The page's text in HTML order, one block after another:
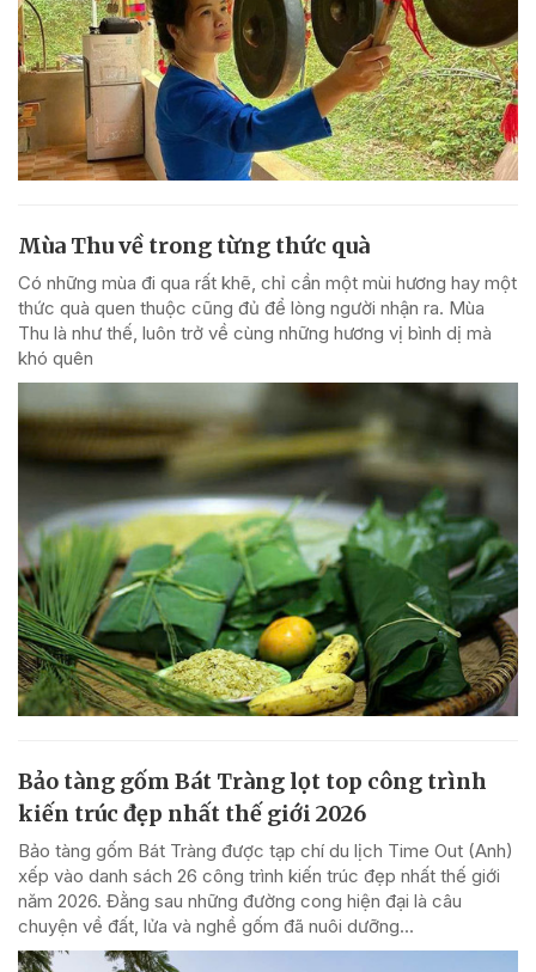
Mùa Thu về trong từng thức quà
Có những mùa đi qua rất khẽ, chỉ cần một mùi hương hay một
thức quà quen thuộc cũng đủ để lòng người nhận ra. Mùa
Thu là như thế, luôn trở về cùng những hương vị bình dị mà
khó quên
Bảo tàng gốm Bát Tràng lọt top công trình
kiến trúc đẹp nhất thế giới 2026
Bảo tàng gốm Bát Tràng được tạp chí du lịch Time Out (Anh)
xếp vào danh sách 26 công trình kiến trúc đẹp nhất thế giới
năm 2026. Đằng sau những đường cong hiện đại là câu
chuyện về đất, lửa và nghề gốm đã nuôi dưỡng...